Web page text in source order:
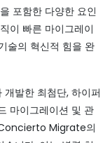
포함한 다양한 요인
이 빠른 마이그레이
술의 혁신적 힘을 완
발한 최첨단, 하이퍼
마이그레이션 및 관
Migrate의